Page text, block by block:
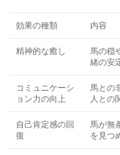
効果の種類 内容
精神的な癒し
馬の穏
緒の安
コミュニケーシ
ョン力の向上
馬との
人との
自己肯定感の回
復
馬が無
を見つ